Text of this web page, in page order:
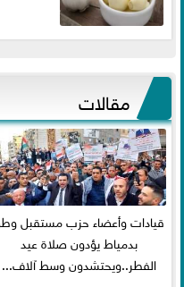
مقالات
قيادات وأعضاء حزب مستقبل
بدمياط يؤدون صلاة عيد
الفطر..ويحتشدون وسط آلاف...